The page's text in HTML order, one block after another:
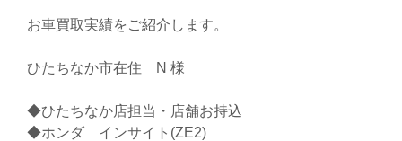
お車買取実績をご紹介します。
ひたちなか市在住 N 様
◆ひたちなか店担当・店舗お持込
◆ホンダ インサイト(ZE2)